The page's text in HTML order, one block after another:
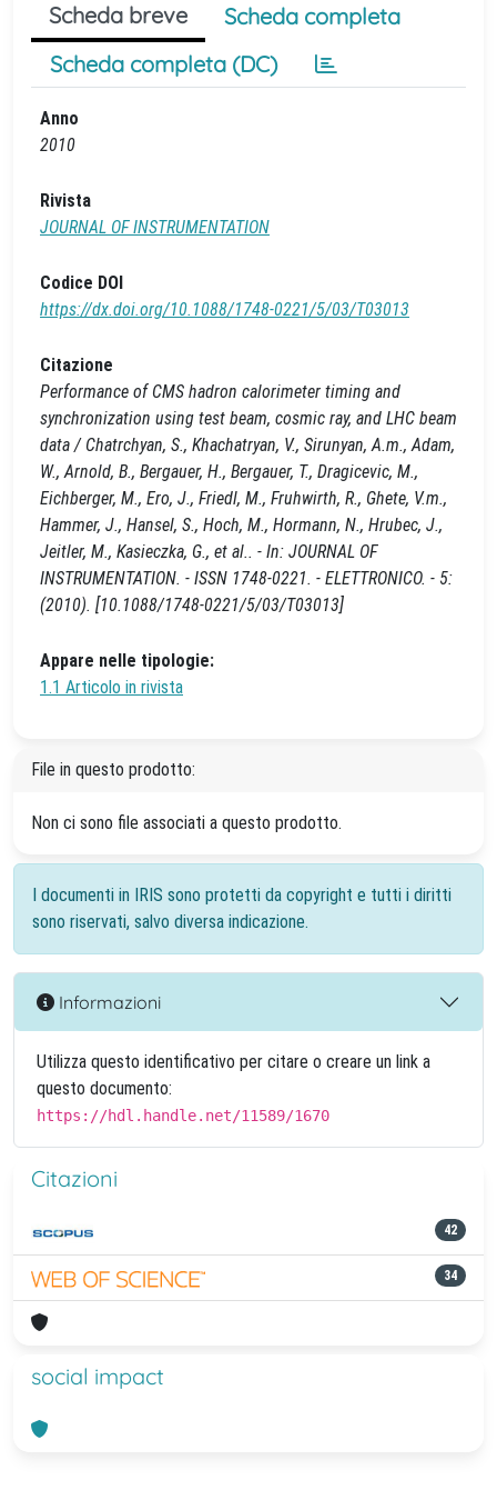
Scheda breve
Scheda completa
Scheda completa (DC)
Anno
2010
Rivista
JOURNAL OF INSTRUMENTATION
Codice DOI
https://dx.doi.org/10.1088/1748-0221/5/03/T03013
Citazione
Performance of CMS hadron calorimeter timing and
synchronization using test beam, cosmic ray, and LHC beam
data / Chatrchyan, S., Khachatryan, V., Sirunyan, A.m., Adam,
W., Arnold, B., Bergauer, H., Bergauer, T., Dragicevic, M.,
Eichberger, M., Ero, J., Friedl, M., Fruhwirth, R., Ghete, V.m.,
Hammer, J., Hansel, S., Hoch, M., Hormann, N., Hrubec, J.,
Jeitler, M., Kasieczka, G., et al.. - In: JOURNAL OF
INSTRUMENTATION. - ISSN 1748-0221. - ELETTRONICO. - 5:
(2010). [10.1088/1748-0221/5/03/T03013]
Appare nelle tipologie:
1.1 Articolo in rivista
File in questo prodotto:
Non ci sono file associati a questo prodotto.
I documenti in IRIS sono protetti da copyright e tutti i diritti
sono riservati, salvo diversa indicazione.
Informazioni
Utilizza questo identificativo per citare o creare un link a
questo documento:
https://hdl.handle.net/11589/1670
Citazioni
42
34
social impact